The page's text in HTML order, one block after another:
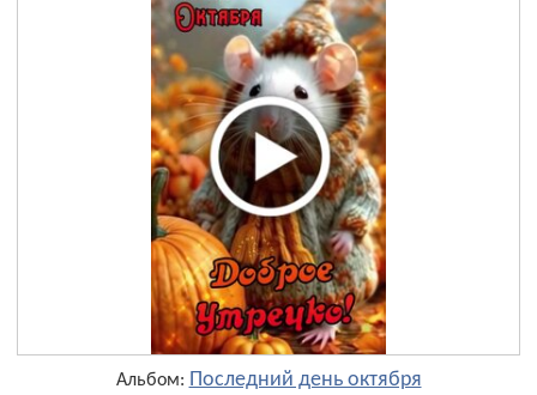
Альбом: Последний день октября